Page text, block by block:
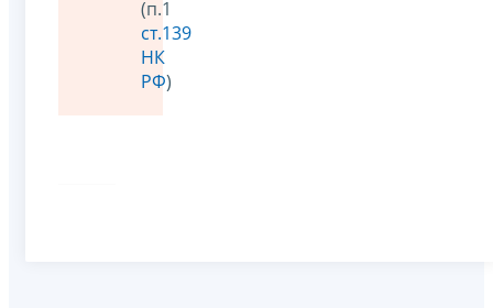
(п.1
ст.139
НК
РФ)